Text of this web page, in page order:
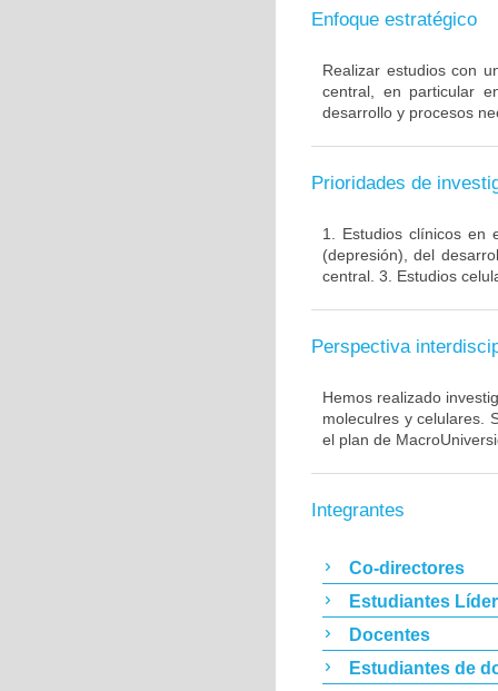
Enfoque estratégico
Realizar estudios con
central, en particular
desarrollo y procesos
Prioridades de
1. Estudios clínicos en
(depresión), del
central. 3. Estudios
Perspectiva
Hemos realizado
moleculres y celulares.
el plan de
Integrantes
Co-directores
Estudiantes
Docentes
Estudiantes de